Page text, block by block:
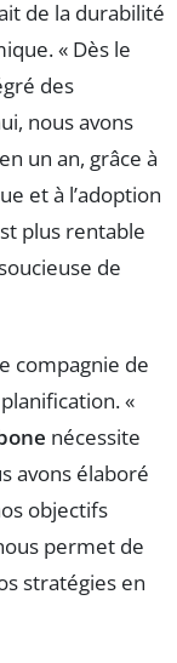
de la durabilité
« Dès le
des
nous avons
un an, grâce à
et à l’adoption
plus rentable
de
compagnie de
«
nécessite
avons élaboré
objectifs
permet de
stratégies en